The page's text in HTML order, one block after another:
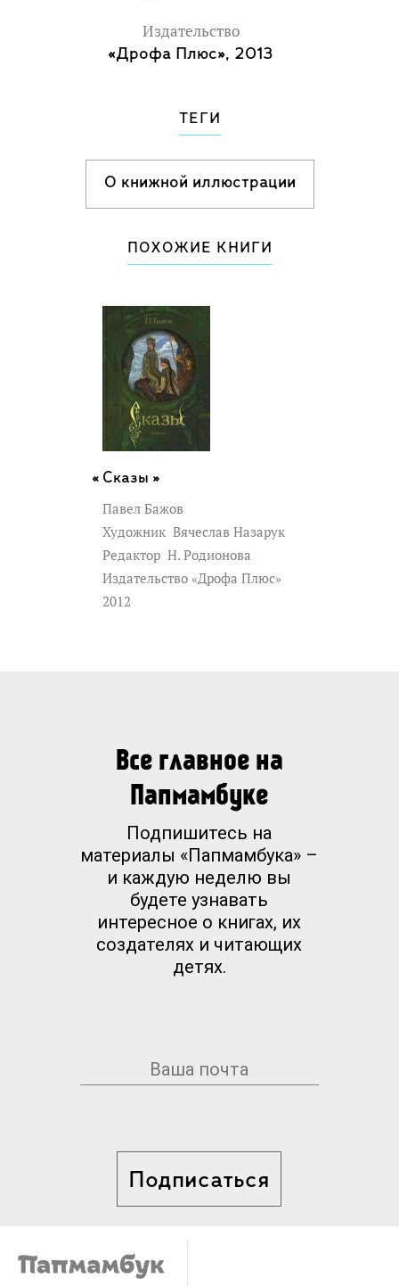
Издательство
«Дрофа Плюс», 2013
ТЕГИ
О книжной иллюстрации
ПОХОЖИЕ КНИГИ
Сказы »
Павел Бажов
Художник Вячеслав Назарук
Редактор Н. Родионова
Издательство «Дрофа Плюс»
2012
Все главное на
Папмамбуке
Подпишитесь на
материалы «Папмамбука» –
и каждую неделю вы
будете узнавать
интересное о книгах, их
создателях и читающих
детях.
Подписаться